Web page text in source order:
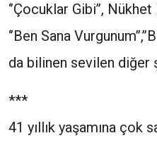
‘’Çocuklar Gibi’’, Nükhet
‘’Ben Sana
da bilinen sevilen diğer
***
41 yıllık yaşamına çok